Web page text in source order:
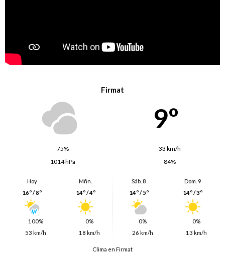
Firmat
9º
75%
33 km/h
1014 hPa
84%
Hoy
16º / 8º
100%
53 km/h
Mñn.
14º / 4º
0%
18 km/h
Sáb. 8
14º / 5º
0%
26 km/h
Dom. 9
14º / 3º
0%
13 km/h
Clima en Firmat